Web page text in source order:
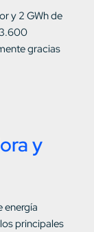
y 2 GWh de
gracias
y
energía
principales